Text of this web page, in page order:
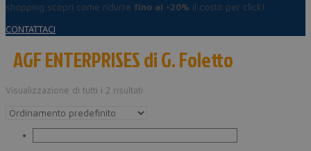
shopping scopri come ridurre fino al -20% il costo per click!
CONTATTACI
AGF ENTERPRISES di G. Foletto
Visualizzazione di tutti i 2 risultati